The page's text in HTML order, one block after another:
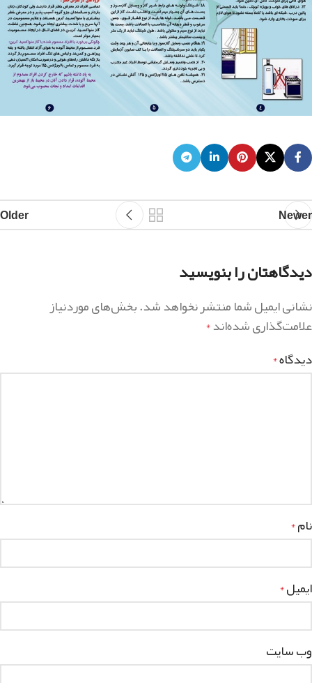
Newer
Older
دیدگاهتان را بنویسید
نشانی ایمیل شما منتشر نخواهد شد.بخش‌های موردنیاز
علامت‌گذاری شده‌اند*
دیدگاه*
نام*
ایمیل*
وب‌ سایت